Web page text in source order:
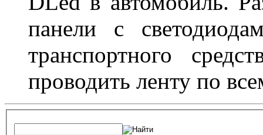
панели с
транспортного
проводить ленту по